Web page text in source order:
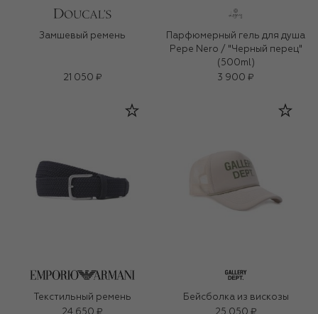
Замшевый ремень
21 050 ₽
Парфюмерный гель для душа
Pepe Nero / "Черный перец"
(500ml)
3 900 ₽
Текстильный ремень
Бейсболка из вискозы